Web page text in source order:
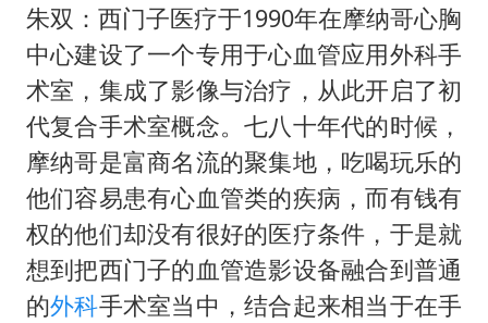
朱双：西门子医疗于1990年在摩纳哥心胸
中心建设了一个专用于心血管应用外科手
术室，集成了影像与治疗，从此开启了初
代复合手术室概念。七八十年代的时候，
摩纳哥是富商名流的聚集地，吃喝玩乐的
他们容易患有心血管类的疾病，而有钱有
权的他们却没有很好的医疗条件，于是就
想到把西门子的血管造影设备融合到普通
的外科手术室当中，结合起来相当于在手